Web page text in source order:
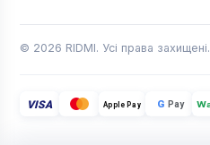
© 2026 RIDMI. Усі права захищені.
VISA Apple Pay G Pay